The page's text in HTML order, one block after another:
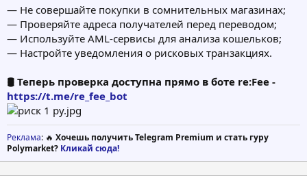
— Не совершайте покупки в сомнительных магазинах;
— Проверяйте адреса получателей перед переводом;
— Используйте AML-сервисы для анализа кошельков;
— Настройте уведомления о рисковых транзакциях.
🛢 Теперь проверка доступна прямо в боте re:Fee -
https://t.me/re_fee_bot
Реклама: 🔥 Хочешь получить Telegram Premium и стать гуру
Polymarket? Кликай сюда!